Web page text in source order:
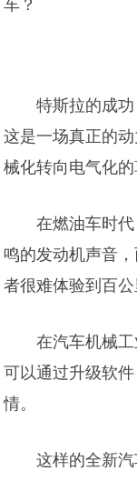
车？
特斯拉的成
这是一场真正的
械化转向电气化的
在燃油车时
鸣的发动机声音
者很难体验到百公
在汽车机械
可以通过升级软
情。
这样的全新